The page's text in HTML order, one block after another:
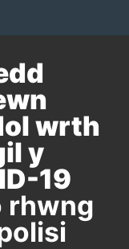
wrth
y
19
rhwng